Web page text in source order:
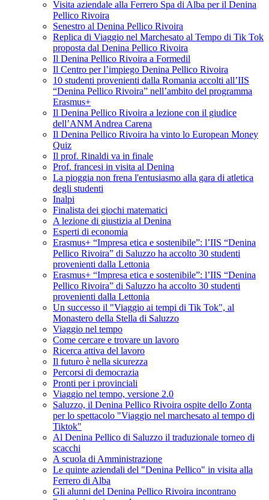
Visita aziendale alla Ferrero Spa di Alba per il Denina
Pellico Rivoira
Senestro al Denina Pellico Rivoira
Replica di Viaggio nel Marchesato al Tempo di Tik Tok
proposta dal Denina Pellico Rivoira
Il Denina Pellico Rivoira a Formedil
Il Centro per l’impiego Denina Pellico Rivoira
10 studenti provenienti dalla Romania accolti all’IIS
“Denina Pellico Rivoira” nell’ambito del programma
Erasmus+
Il Denina Pellico Rivoira a lezione con il giudice
dell’ANM Andrea Carena
Il Denina Pellico Rivoira ha vinto lo European Money
Quiz
Il prof. Rinaldi va in finale
Prof. francesi in visita al Denina
La pioggia non frena l'entusiasmo alla gara di atletica
degli studenti
Inalpi
Finalista dei giochi matematici
A lezione di giustizia al Denina
Esperti di economia
Erasmus+ “Impresa etica e sostenibile”: l’IIS “Denina
Pellico Rivoira” di Saluzzo ha accolto 30 studenti
provenienti dalla Lettonia
Erasmus+ “Impresa etica e sostenibile”: l’IIS “Denina
Pellico Rivoira” di Saluzzo ha accolto 30 studenti
provenienti dalla Lettonia
Un successo il "Viaggio ai tempi di Tik Tok", al
Monastero della Stella di Saluzzo
Viaggio nel tempo
Come cercare e trovare un lavoro
Ricerca attiva del lavoro
Il futuro è nella sicurezza
Percorsi di democrazia
Pronti per i provinciali
Viaggio nel tempo, versione 2.0
Saluzzo, il Denina Pellico Rivoira ospite dello Zonta
per lo spettacolo "Viaggio nel marchesato al tempo di
Tiktok"
Al Denina Pellico di Saluzzo il traduzionale torneo di
scacchi
A scuola di Amministrazione
Le quinte aziendali del "Denina Pellico" in visita alla
Ferrero di Alba
Gli alunni del Denina Pellico Rivoira incontrano